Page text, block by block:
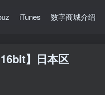
iTunes 数字商城介绍
】日本区